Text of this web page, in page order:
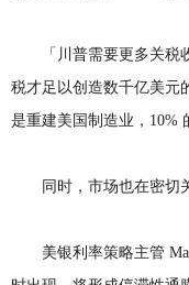
「川普需要更多关税收
税才足以创造数千亿美元
是重建美国制造业，10%
同时，市场也在密切关
美银利率策略主管